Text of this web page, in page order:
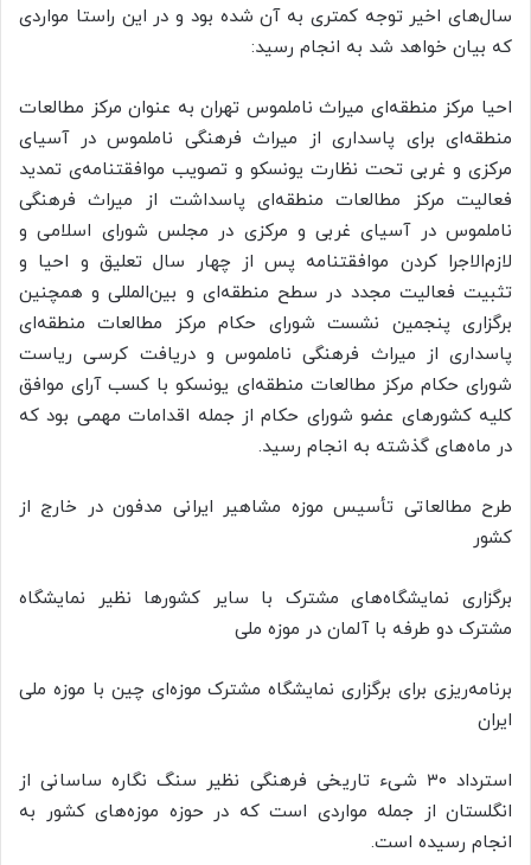
سال‌های اخیر توجه کمتری به آن شده بود و در این راستا مواردی
که بیان خواهد شد به انجام رسید:
احیا مرکز منطقه‌ای میراث ناملموس تهران به عنوان مرکز مطالعات
منطقه‌ای برای پاسداری از میراث فرهنگی ناملموس در آسیای
مرکزی و غربی تحت نظارت یونسکو و تصویب موافقتنامه‌ی تمدید
فعالیت مرکز مطالعات منطقه‌ای پاسداشت از میراث فرهنگی
ناملموس در آسیای غربی و مرکزی در مجلس شورای اسلامی و
لازم‌الاجرا کردن موافقتنامه پس از چهار سال تعلیق و احیا و
تثبیت فعالیت مجدد در سطح منطقه‌ای و بین‌المللی و همچنین
برگزاری پنجمین نشست شورای حکام مرکز مطالعات منطقه‌ای
پاسداری از میراث فرهنگی ناملموس و دریافت کرسی ریاست
شورای حکام مرکز مطالعات منطقه‌ای یونسکو با کسب آرای موافق
کلیه کشورهای عضو شورای حکام از جمله اقدامات مهمی بود که
در ماه‌های گذشته به انجام رسید.
طرح مطالعاتی تأسیس موزه مشاهیر ایرانی مدفون در خارج از
کشور
برگزاری نمایشگاه‌های مشترک با سایر کشورها نظیر نمایشگاه
مشترک دو طرفه با آلمان در موزه ملی
برنامه‌ریزی برای برگزاری نمایشگاه مشترک موزه‌ای چین با موزه ملی
ایران
استرداد ۳۰ شیء تاریخی فرهنگی نظیر سنگ نگاره ساسانی از
انگلستان از جمله مواردی است که در حوزه موزه‌های کشور به
انجام رسیده است.